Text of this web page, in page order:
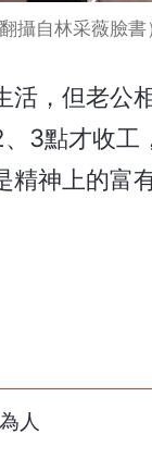
攝自林采薇臉書
活，但老公
3點才收工
精神上的富
人